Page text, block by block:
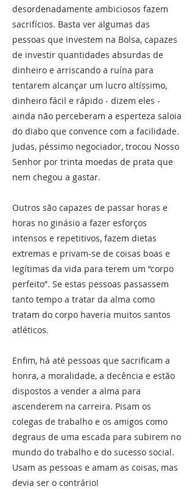
desordenadamente ambiciosos fazem
sacrifícios. Basta ver algumas das
pessoas que investem na Bolsa, capazes
de investir quantidades absurdas de
dinheiro e arriscando a ruína para
tentarem alcançar um lucro altíssimo,
dinheiro fácil e rápido - dizem eles -
ainda não perceberam a esperteza saloia
do diabo que convence com a facilidade.
Judas, péssimo negociador, trocou Nosso
Senhor por trinta moedas de prata que
nem chegou a gastar.
Outros são capazes de passar horas e
horas no ginásio a fazer esforços
intensos e repetitivos, fazem dietas
extremas e privam-se de coisas boas e
legítimas da vida para terem um “corpo
perfeito”. Se estas pessoas passassem
tanto tempo a tratar da alma como
tratam do corpo haveria muitos santos
atléticos.
Enfim, há até pessoas que sacrificam a
honra, a moralidade, a decência e estão
dispostos a vender a alma para
ascenderem na carreira. Pisam os
colegas de trabalho e os amigos como
degraus de uma escada para subirem no
mundo do trabalho e do sucesso social.
Usam as pessoas e amam as coisas, mas
devia ser o contrário!